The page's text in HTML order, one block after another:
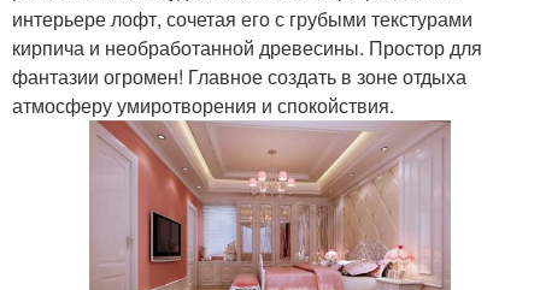
интерьере лофт, сочетая его с грубыми текстурами
кирпича и необработанной древесины. Простор для
фантазии огромен! Главное создать в зоне отдыха
атмосферу умиротворения и спокойствия.